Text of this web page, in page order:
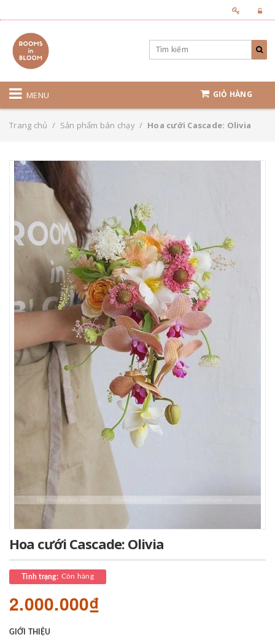
MENU GIỎ HÀNG
Trang chủ / Sản phẩm bán chạy / Hoa cưới Cascade: Olivia
Hoa cưới Cascade: Olivia
Tình trạng: Còn hàng
2.000.000₫
GIỚI THIỆU